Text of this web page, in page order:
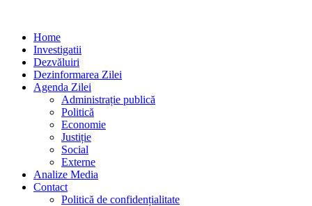
Home
Investigatii
Dezvăluiri
Dezinformarea Zilei
Agenda Zilei
Administrație publică
Politică
Economie
Justiție
Social
Externe
Analize Media
Contact
Politică de confidențialitate